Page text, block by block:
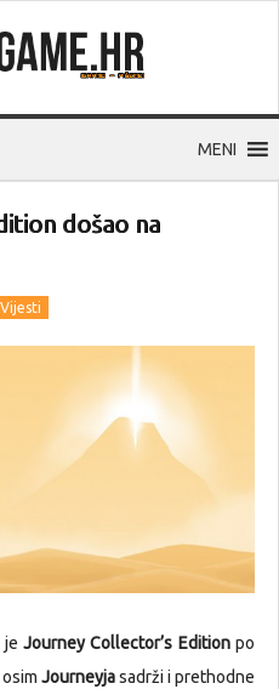
MENI
došao na
Vijesti
je Journey Collector’s Editionpo
Journeyjasadrži i prethodne